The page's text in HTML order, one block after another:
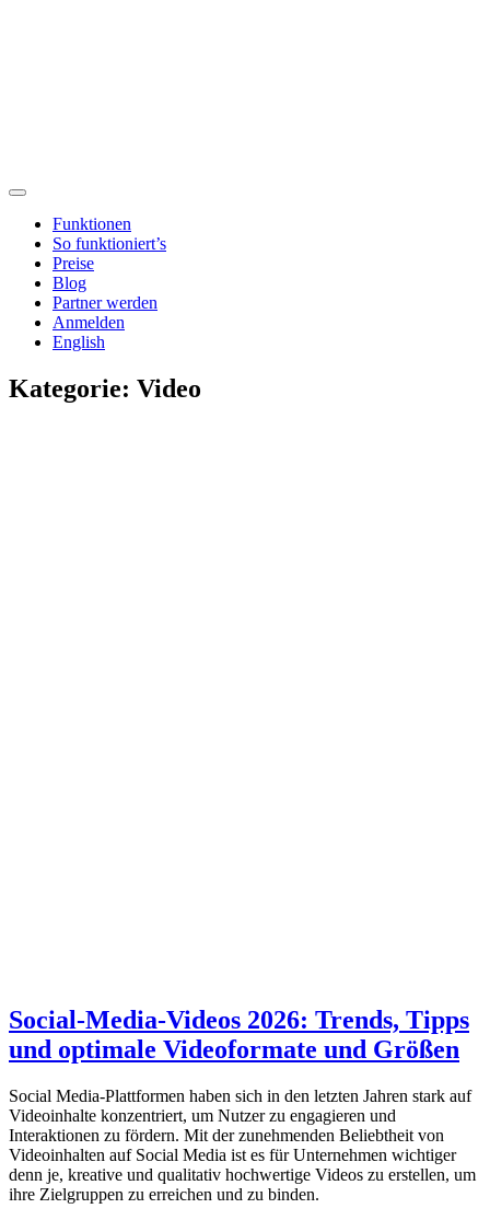
Funktionen
So funktioniert’s
Preise
Blog
Partner werden
Anmelden
English
Kategorie: Video
Social-Media-Videos 2026: Trends, Tipps
und optimale Videoformate und Größen
Social Media-Plattformen haben sich in den letzten Jahren stark auf
Videoinhalte konzentriert, um Nutzer zu engagieren und
Interaktionen zu fördern. Mit der zunehmenden Beliebtheit von
Videoinhalten auf Social Media ist es für Unternehmen wichtiger
denn je, kreative und qualitativ hochwertige Videos zu erstellen, um
ihre Zielgruppen zu erreichen und zu binden.